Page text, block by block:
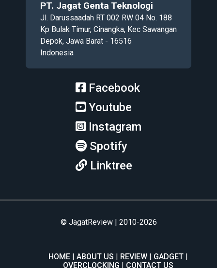
PT. Jagat Genta Teknologi
Jl. Darussaadah RT 002 RW 04 No. 188
Kp Bulak Timur, Cinangka, Kec Sawangan
Depok, Jawa Barat - 16516
Indonesia
Facebook
Youtube
Instagram
Spotify
Linktree
© JagatReview | 2010-2026
HOME ABOUT US REVIEW
GADGET
OVERCLOCKING
CONTACT US